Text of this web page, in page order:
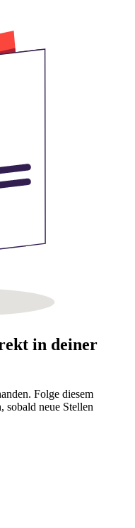
in deiner
Folge diesem
neue Stellen